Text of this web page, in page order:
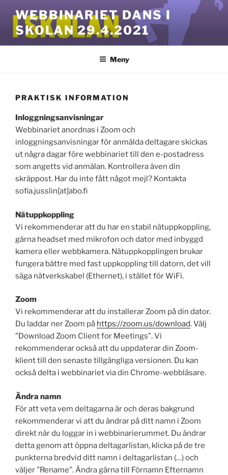
innehåll
WEBBINARIET DANS I
SKOLAN 29.4.2021
Meny
PRAKTISK INFORMATION
Inloggningsanvisningar
Webbinariet anordnas i Zoom och
inloggningsanvisningar för anmälda deltagare skickas
ut några dagar före webbinariet till den e-postadress
som angetts vid anmälan. Kontrollera även din
skräppost. Har du inte fått något mejl? Kontakta
sofia.jusslin[at]abo.fi
Nätuppkoppling
Vi rekommenderar att du har en stabil nätuppkoppling,
gärna headset med mikrofon och dator med inbyggd
kamera eller webbkamera. Nätuppkopplingen brukar
fungera bättre med fast uppkoppling till datorn, det vill
säga nätverkskabel (Ethernet), i stället för WiFi.
Zoom
Vi rekommenderar att du installerar Zoom på din dator.
Du laddar ner Zoom på https://zoom.us/download. Välj
”Download Zoom Client for Meetings”. Vi
rekommenderar också att du uppdaterar din Zoom-
klient till den senaste tillgängliga versionen. Du kan
också delta i webbinariet via din Chrome-webbläsare.
Ändra namn
För att veta vem deltagarna är och deras bakgrund
rekommenderar vi att du ändrar på ditt namn i Zoom
direkt när du loggar in i webbinarierummet. Du ändrar
detta genom att öppna deltagarlistan, klicka på de tre
punkterna bredvid ditt namn i deltagarlistan (…) och
väljer ”Rename”. Ändra gärna till Förnamn Efternamn